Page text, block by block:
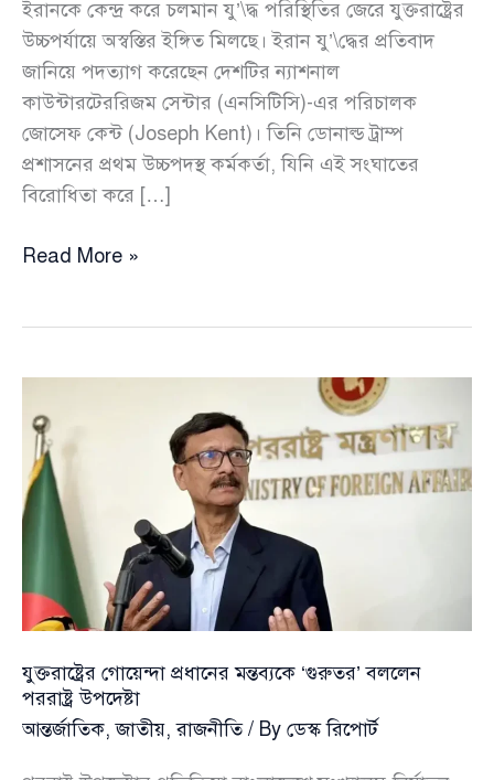
ইরানকে কেন্দ্র করে চলমান যু’\দ্ধ পরিস্থিতির জেরে যুক্তরাষ্ট্রের
উচ্চপর্যায়ে অস্বস্তির ইঙ্গিত মিলছে। ইরান যু’\দ্ধের প্রতিবাদ
জানিয়ে পদত্যাগ করেছেন দেশটির ন্যাশনাল
কাউন্টারটেররিজম সেন্টার (এনসিটিসি)-এর পরিচালক
জোসেফ কেন্ট (Joseph Kent)। তিনি ডোনাল্ড ট্রাম্প
প্রশাসনের প্রথম উচ্চপদস্থ কর্মকর্তা, যিনি এই সংঘাতের
বিরোধিতা করে […]
বিবেকের
প্রতিবাদে
মার্কিন
শীর্ষ
নিরাপত্তা
কর্মকর্তার
পদত্যাগ
Read More »
যুক্তরাষ্ট্রের গোয়েন্দা প্রধানের মন্তব্যকে ‘গুরুতর’ বললেন
পররাষ্ট্র উপদেষ্টা
আন্তর্জাতিক,জাতীয়,রাজনীতি/ By ডেস্ক রিপোর্ট